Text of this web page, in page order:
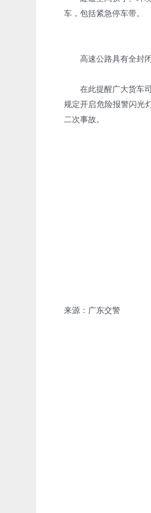
车，包括紧急停车带。
高速公路具有全封闭
在此提醒广大货车
规定开启危险报警闪光
二次事故。
来源：广东交警